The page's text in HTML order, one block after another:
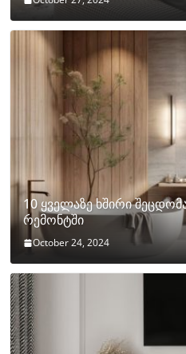
10 ყველაზე ხშირი
რემონტში
October 24, 2024